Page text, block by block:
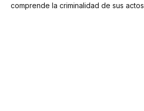
comprende la criminalidad de sus actos